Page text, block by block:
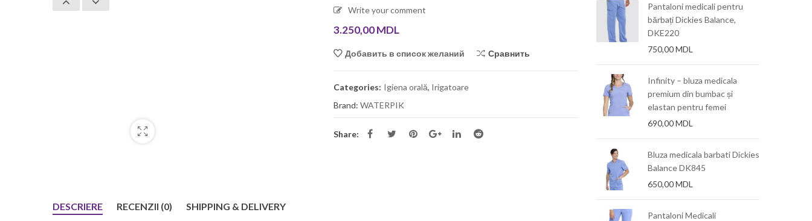
Write your comment
3.250,00MDL
Добавить в список желаний Сравнить
Categories: Igiena orală, Irigatoare
Brand: WATERPIK
Share:
DESCRIERE RECENZII (0) SHIPPING & DELIVERY
Pantaloni medicali pentru
DKE220
750,00MDL
premium din bumbac și
elastan pentru femei
Pantaloni medicali pentru
bărbați Dickies Balance,
DKE220
750,00MDL
Infinity – bluza medicala
premium din bumbac și
elastan pentru femei
690,00MDL
Bluza medicala barbati Dickies
Balance DK845
650,00MDL
Pantaloni Medicali